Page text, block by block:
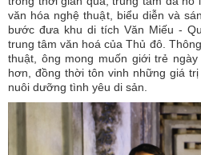
văn hóa nghệ thuật, biểu diễn và
bước đưa khu di tích Văn Miếu -
trung tâm văn hoá của Thủ đô.
thuật, ông mong muốn giới trẻ
hơn, đồng thời tôn vinh những giá
nuôi dưỡng tình yêu di sản.